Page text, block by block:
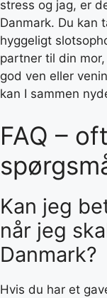
stress og jag, er
Danmark. Du kan
hyggeligt
partner til din
god ven eller
kan I sammen
FAQ –
Kan jeg
når jeg
Danmark?
Hvis du har et